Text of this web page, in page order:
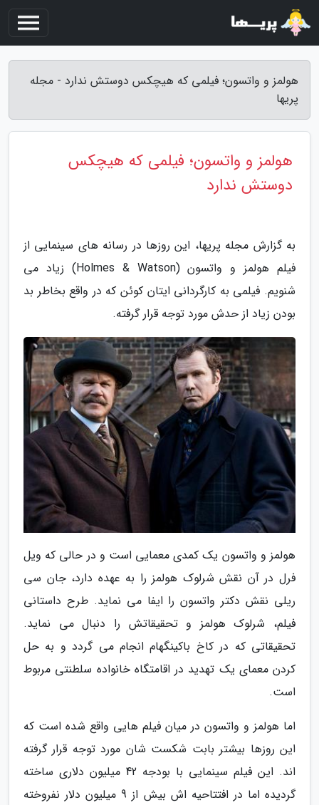
هولمز و واتسون؛ فیلمی که هیچکس دوستش ندارد - مجله
پریها
هولمز و واتسون؛ فیلمی که هیچکس
دوستش ندارد
به گزارش مجله پریها، این روزها در رسانه های سینمایی از
فیلم هولمز و واتسون (Holmes & Watson) زیاد می
شنویم. فیلمی به کارگردانی ایتان کوئن که در واقع بخاطر بد
بودن زیاد از حدش مورد توجه قرار گرفته.
هولمز و واتسون یک کمدی معمایی است و در حالی که ویل
فرل در آن نقش شرلوک هولمز را به عهده دارد، جان سی
ریلی نقش دکتر واتسون را ایفا می نماید. طرح داستانی
فیلم، شرلوک هولمز و تحقیقاتش را دنبال می نماید.
تحقیقاتی که در کاخ باکینگهام انجام می گردد و به حل
کردن معمای یک تهدید در اقامتگاه خانواده سلطنتی مربوط
است.
اما هولمز و واتسون در میان فیلم هایی واقع شده است که
این روزها بیشتر بابت شکست شان مورد توجه قرار گرفته
اند. این فیلم سینمایی با بودجه 42 میلیون دلاری ساخته
گردیده اما در افتتاحیه اش بیش از 9 میلیون دلار نفروخته